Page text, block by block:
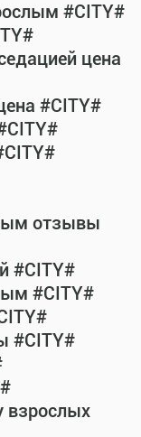
#CITY#
цена
#CITY#
отзывы
#CITY#
#CITY#
#CITY#
взрослых